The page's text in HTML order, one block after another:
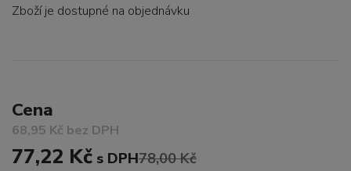
Zboží je dostupné na objednávku
Cena
68,95 Kč bez DPH
77,22 Kč s DPH78,00 Kč